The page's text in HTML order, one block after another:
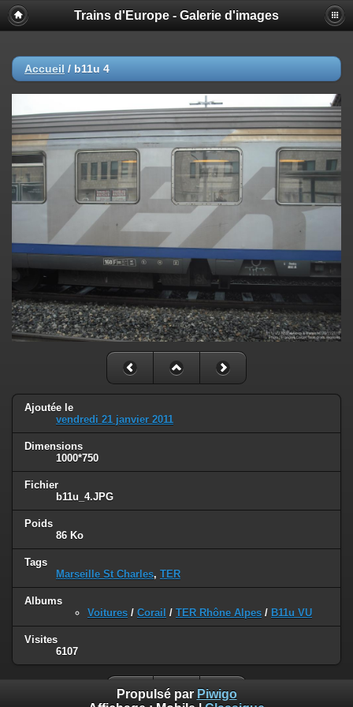
Trains d'Europe - Galerie d'images
Accueil / b11u 4
Ajoutée le
vendredi 21 janvier 2011
Dimensions
1000*750
Fichier
b11u_4.JPG
Poids
86 Ko
Tags
Marseille St Charles, TER
Albums
Voitures / Corail / TER Rhône Alpes / B11u VU
Visites
6107
Propulsé par Piwigo